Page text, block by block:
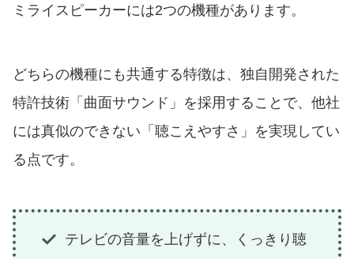
ミライスピーカーには2つの機種があります。
どちらの機種にも共通する特徴は、独自開発された
特許技術「曲面サウンド」を採用することで、他社
には真似のできない「聴こえやすさ」を実現してい
る点です。
テレビの音量を上げずに、くっきり聴